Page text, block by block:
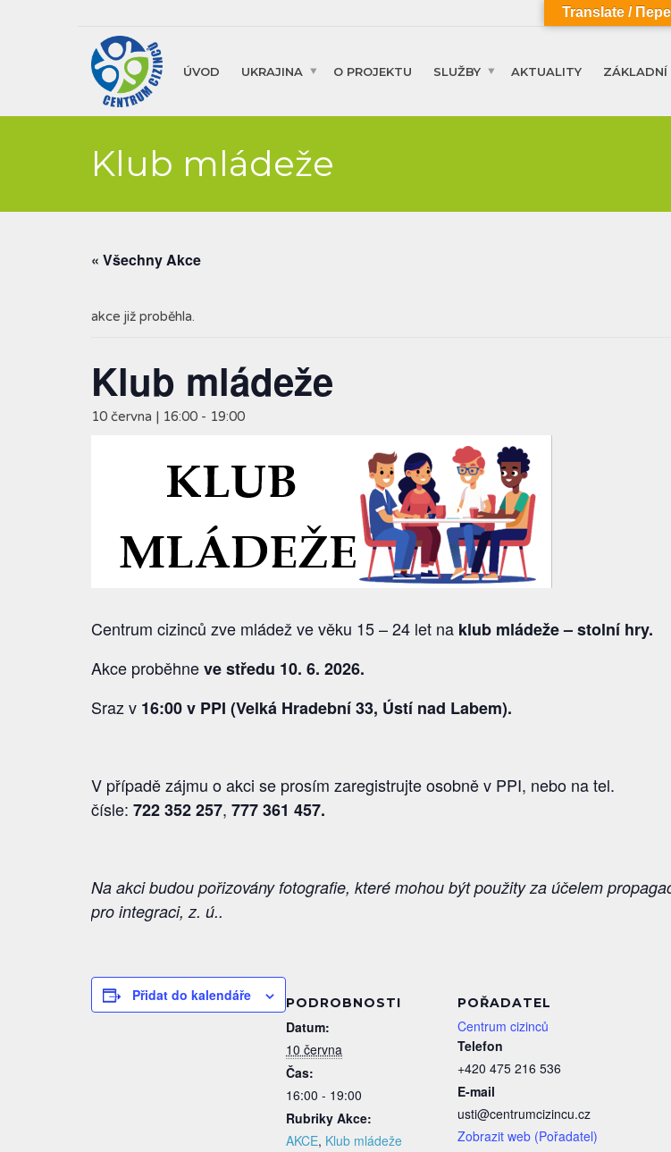
ÚVOD UKRAJINA O PROJEKTU SLUŽBY AKTUALITY ZÁKLADNÍ
Klub mládeže
« Všechny Akce
akce již proběhla.
Klub mládeže
10 června | 16:00 - 19:00
Centrum cizinců zve mládež ve věku 15 – 24 let na klub mládeže – stolní hry.
Akce proběhneve středu 10. 6. 2026.
Sraz v 16:00 v PPI (Velká Hradební 33, Ústí nad Labem).
V případě zájmu o akci se prosím zaregistrujte osobně v PPI, nebo na tel.
čísle: 722 352 257, 777 361 457.
Na akci budou pořizovány fotografie, které mohou být použity za účelem
pro integraci, z. ú..
Přidat do kalendáře PODROBNOSTI
Datum:
10 června
Čas:
16:00 - 19:00
Rubriky Akce:
AKCE, Klub mládeže
POŘADATEL
Centrum cizinců
Telefon
+420 475 216 536
E-mail
usti@centrumcizincu.cz
Zobrazit web (Pořadatel)
Translate /